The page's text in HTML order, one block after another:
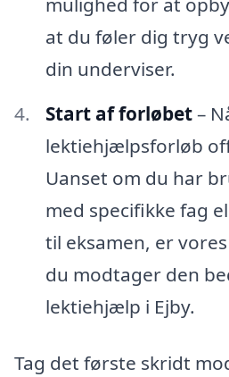
at du føler dig tryg
din underviser.
Start af forløbet–
lektiehjælpsforløb
Uanset om du har
med specifikke fag
til eksamen, er
du modtager den
lektiehjælp i Ejby.
Tag det første skridt